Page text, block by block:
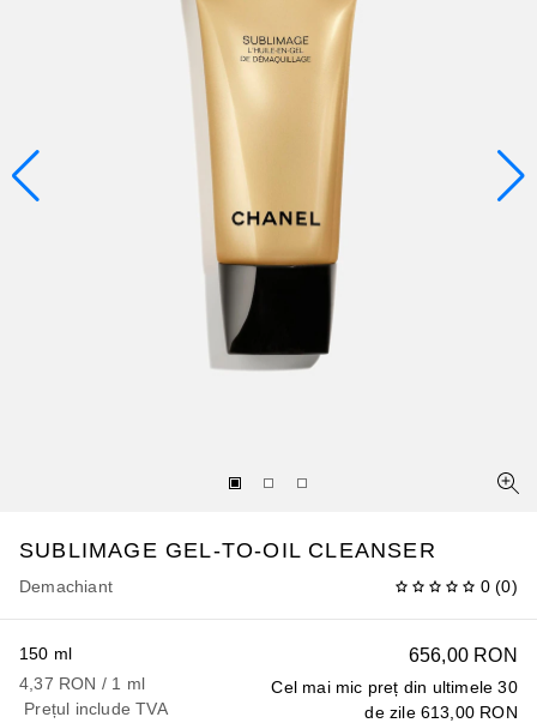
SUBLIMAGE GEL-TO-OIL CLEANSER
Demachiant 0 (0)
656,00 RON
Cel mai mic preț din ultimele 30
de zile 613,00 RON
150 ml
4,37 RON / 1 ml
Prețul include TVA